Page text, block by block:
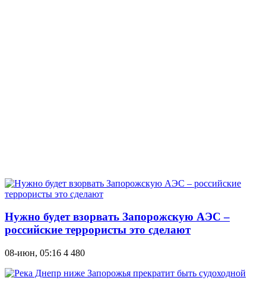
Нужно будет взорвать Запорожскую АЭС –
российские террористы это сделают
08-июн, 05:16 4 480